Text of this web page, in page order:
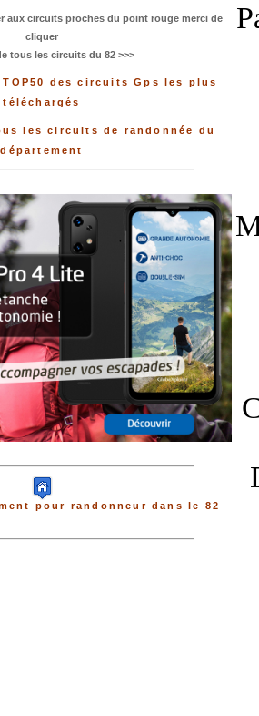
aux circuits proches du point rouge merci de
cliquer
tous les circuits du 82 >>>
des circuits Gps les plus
téléchargés
les circuits de randonnée du
département
pour randonneur dans le 82